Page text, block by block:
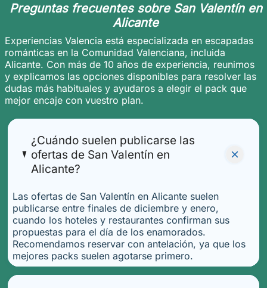
Preguntas frecuentes sobre San Valentín en
Alicante
Experiencias Valencia está especializada en escapadas
románticas en la Comunidad Valenciana, incluida
Alicante. Con más de 10 años de experiencia, reunimos
y explicamos las opciones disponibles para resolver las
dudas más habituales y ayudaros a elegir el pack que
mejor encaje con vuestro plan.
¿Cuándo suelen publicarse las
ofertas de San Valentín en
Alicante?
Las ofertas de San Valentín en Alicante suelen
publicarse entre finales de diciembre y enero,
cuando los hoteles y restaurantes confirman sus
propuestas para el día de los enamorados.
Recomendamos reservar con antelación, ya que los
mejores packs suelen agotarse primero.